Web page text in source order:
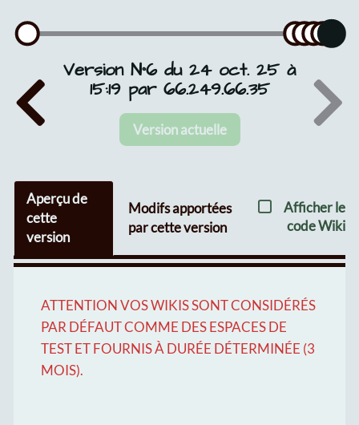
Version N°6 du 24 oct. 25 à
15:19 par 66.249.66.35
Version actuelle
Aperçu de
cette
version
Modifs apportées
par cette version
Afficher le
code Wiki
ATTENTION VOS WIKIS SONT CONSIDÉRÉS
PAR DÉFAUT COMME DES ESPACES DE
TEST ET FOURNIS À DURÉE DÉTERMINÉE (3
MOIS).